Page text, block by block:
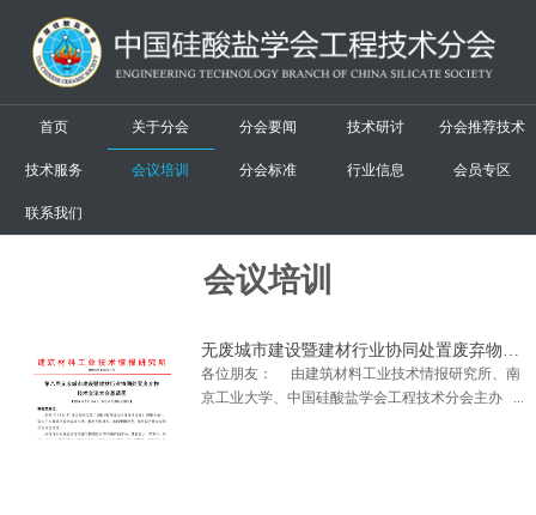
首页 关于分会 分会要闻 技术研讨 分会推荐技术
技术服务 会议培训 分会标准 行业信息 会员专区
联系我们
会议培训
各位朋友： 由建筑材料工业技术情报研究所、南
京工业大学、中国硅酸盐学会工程技术分会主办